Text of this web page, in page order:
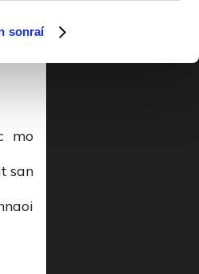
sonraí
go
mo
san